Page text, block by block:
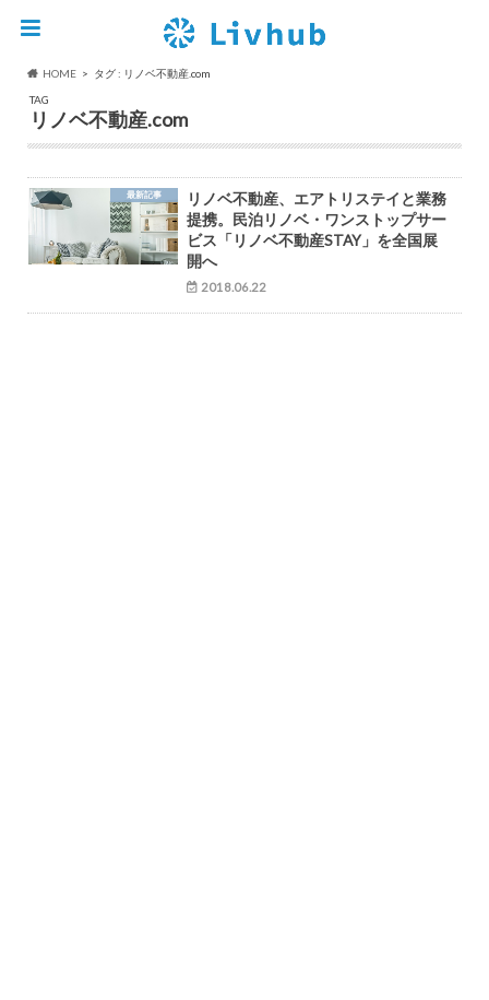
HOME
タグ : リノベ不動産.com
TAG
リノベ不動産.com
最新記事
リノベ不動産、エアトリステイと業務
提携。民泊リノベ・ワンストップサー
ビス「リノベ不動産STAY」を全国展
開へ
2018.06.22